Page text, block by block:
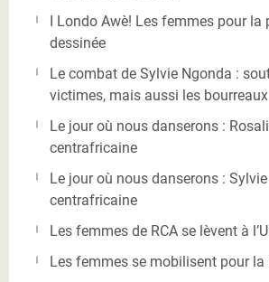
I Londo Awè! Les femmes pour la
dessinée
Le combat de Sylvie Ngonda :
victimes, mais aussi les bourreaux
Le jour où nous danserons :
centrafricaine
Le jour où nous danserons :
centrafricaine
Les femmes de RCA se lèvent à
Les femmes se mobilisent pour la